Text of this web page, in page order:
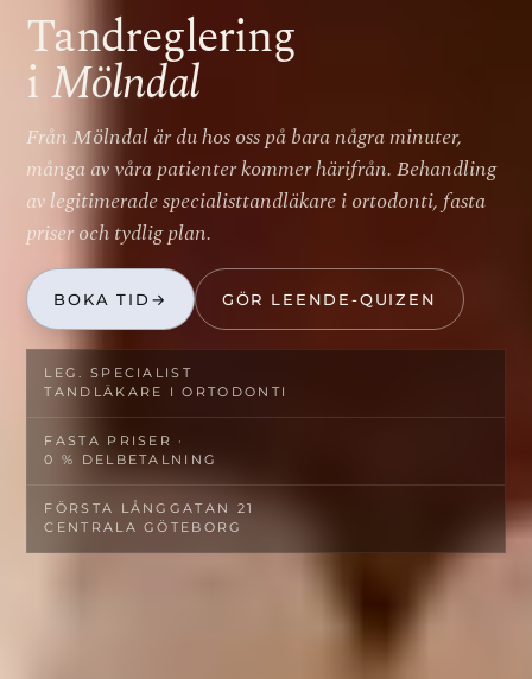
Tandreglering
iMölndal
Från Mölndal är du hos oss på bara några minuter,
många av våra patienter kommer härifrån. Behandling
av legitimerade specialisttandläkare i ortodonti, fasta
priser och tydlig plan.
BOKA TID → GÖR LEENDE-QUIZEN
LEG. SPECIALIST­
TANDLÄKARE I ORTODONTI
FASTA PRISER ·
0 % DELBETALNING
FÖRSTA LÅNGGATAN 21
CENTRALA GÖTEBORG